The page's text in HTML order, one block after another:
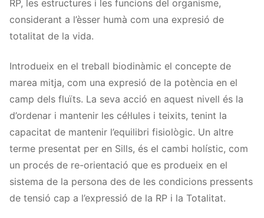
RP, les estructures i les funcions del organisme,
considerant a l’èsser humà com una expresió de
totalitat de la vida.
Introdueix en el treball biodinàmic el concepte de
marea mitja, com una expresió de la potència en el
camp dels fluïts. La seva acció en aquest nivell és la
d’ordenar i mantenir les cél·lules i teixits, tenint la
capacitat de mantenir l’equilibri fisiològic. Un altre
terme presentat per en Sills, és el cambi holístic, com
un procés de re-orientació que es produeix en el
sistema de la persona des de les condicions pressents
de tensió cap a l’expressió de la RP i la Totalitat.